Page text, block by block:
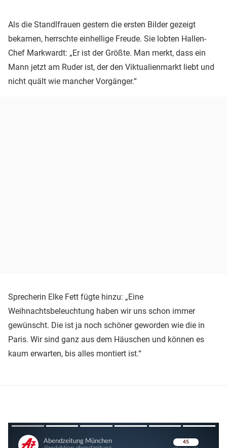
Als die Standlfrauen gestern die ersten Bilder gezeigt
bekamen, herrschte einhellige Freude. Sie lobten Hallen-
Chef Markwardt: „Er ist der Größte. Man merkt, dass ein
Mann jetzt am Ruder ist, der den Viktualienmarkt liebt und
nicht quält wie mancher Vorgänger.“
Sprecherin Elke Fett fügte hinzu: „Eine
Weihnachtsbeleuchtung haben wir uns schon immer
gewünscht. Die ist ja noch schöner geworden wie die in
Paris. Wir sind ganz aus dem Häuschen und können es
kaum erwarten, bis alles montiert ist.“